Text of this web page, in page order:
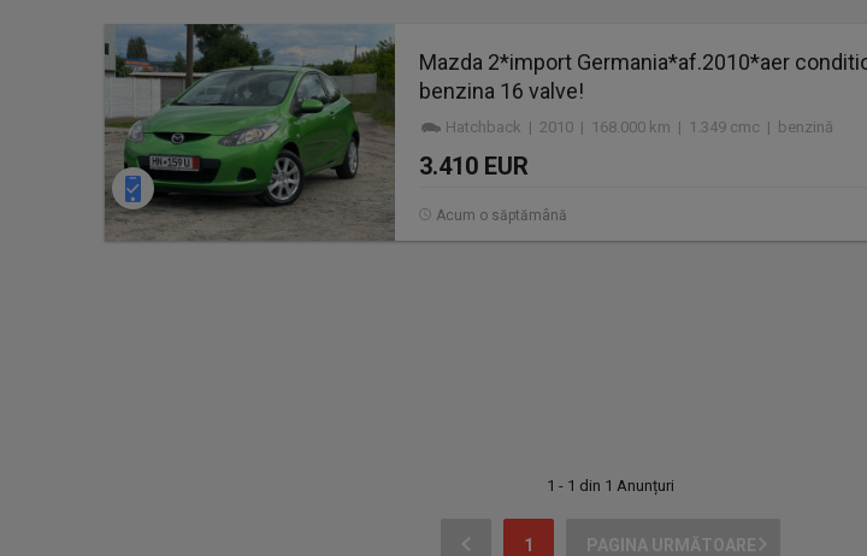
Mazda 2*import Germania*af.2010*aer
benzina 16 valve!
Hatchback | 2010 | 168.000 km | 1.349 cmc | benzină
3.410 EUR
Acum o săptămână
1 - 1 din 1 Anunțuri
1 PAGINA URMĂTOARE